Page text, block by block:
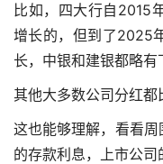
比如，四大行自2015
增长的，但到了2025
长，中银和建银都略有
其他大多数公司分红都
这也能够理解，看看
的存款利息，上市公司